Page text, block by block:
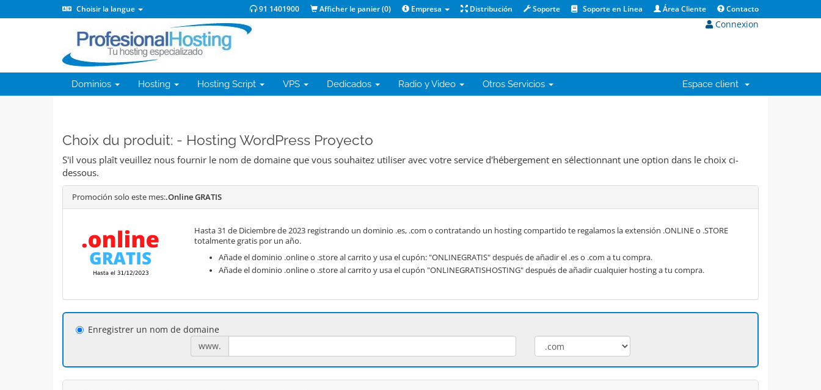
Choisir la langue 91 1401900 Afficher le panier (0) Empresa Distribución Soporte Soporte en Línea Área Cliente Contacto
Connexion
Dominios Hosting Hosting Script VPS Dedicados Radio y Video Otros Servicios Espace client
Choix du produit: - Hosting WordPress Proyecto
S'il vous plaît veuillez nous fournir le nom de domaine que vous souhaitez utiliser avec votre service d'hébergement en sélectionnant une option dans le choix ci-
dessous.
Promoción solo este mes:.Online GRATIS
Hasta 31 de Diciembre de 2023 registrando un dominio .es, .com o contratando un hosting compartido te regalamos la extensión .ONLINE o .STORE
totalmente gratis por un año.
Añade el dominio .online o .store al carrito y usa el cupón: "ONLINEGRATIS" después de añadir el .es o .com a tu compra.
Añade el dominio .online o .store al carrito y usa el cupón "ONLINEGRATISHOSTING" después de añadir cualquier hosting a tu compra.
Enregistrer un nom de domaine
www.